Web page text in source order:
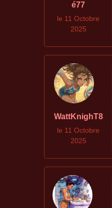
é77
le 11 Octobre
2025
WattKnighT8
le 11 Octobre
2025